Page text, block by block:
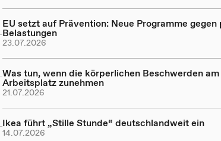
EU setzt auf Prävention: Neue Programme gegen
Belastungen
23.07.2026
Was tun, wenn die körperlichen Beschwerden am
Arbeitsplatz zunehmen
21.07.2026
Ikea führt „Stille Stunde“ deutschlandweit ein
14.07.2026